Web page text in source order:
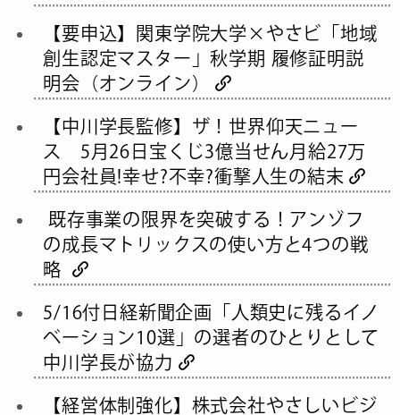
【要申込】関東学院大学×やさビ「地域
創生認定マスター」秋学期 履修証明説
明会（オンライン）
【中川学長監修】ザ！世界仰天ニュー
ス 5月26日宝くじ3億当せん月給27万
円会社員!幸せ?不幸?衝撃人生の結末
既存事業の限界を突破する！アンゾフ
の成長マトリックスの使い方と4つの戦
略
5/16付日経新聞企画「人類史に残るイノ
ベーション10選」の選者のひとりとして
中川学長が協力
【経営体制強化】株式会社やさしいビジ